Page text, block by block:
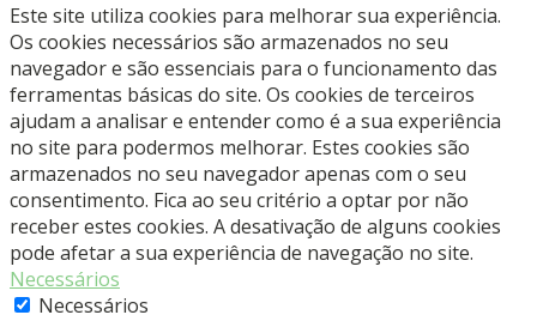
(12
un)
(PR632-
4Z)
-
MEDIPAC
Este site utiliza cookies para melhorar sua experiência.
Os cookies necessários são armazenados no seu
navegador e são essenciais para o funcionamento das
ferramentas básicas do site. Os cookies de terceiros
ajudam a analisar e entender como é a sua experiência
no site para podermos melhorar. Estes cookies são
armazenados no seu navegador apenas com o seu
consentimento. Fica ao seu critério a optar por não
receber estes cookies. A desativação de alguns cookies
pode afetar a sua experiência de navegação no site.
Necessários
Necessários